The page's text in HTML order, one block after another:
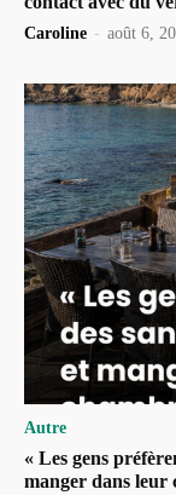
Caroline - août 6,
Autre
« Les gens
manger dans leur